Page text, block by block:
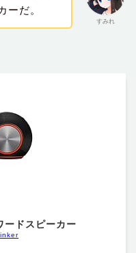
すみれ
ーだ。
ドスピーカー